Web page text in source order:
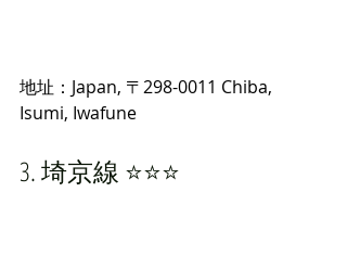
地址：Japan, 〒298-0011 Chiba,
Isumi, Iwafune
3. 埼京線 ⭐️⭐️⭐️